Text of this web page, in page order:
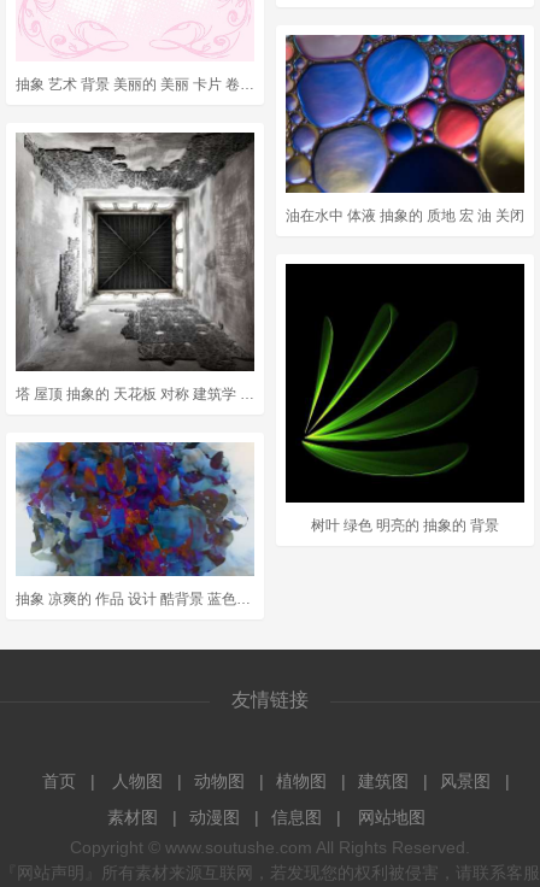
抽象 凉爽的 作品 设计 酷背景 蓝色的 光 明亮的 背景
油在水中 体液 抽象的 质地 宏 油 关闭
树叶 绿色 明亮的 抽象的 背景
友情链接
首页 人物图 动物图 植物图 建筑图
风景图
素材图
动漫图 信息图
网站地图
Copyright © www.soutushe.com All Rights Reserved.
『网站声明』所有素材来源互联网，若发现您的权利被侵害，请联系客服